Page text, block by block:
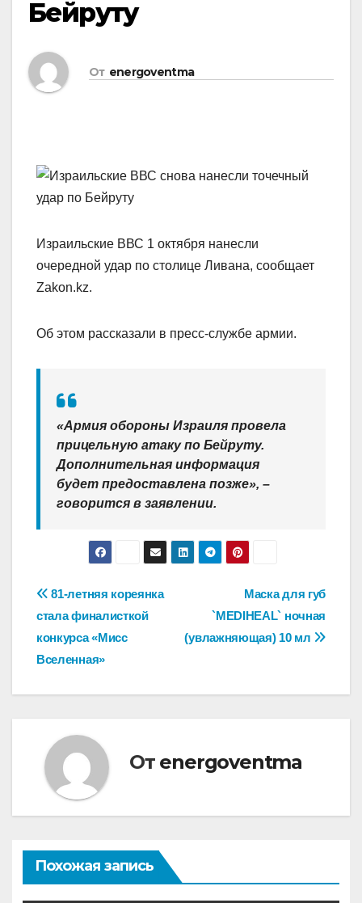
Бейруту
От energoventma
Израильские ВВС 1 октября нанесли
очередной удар по столице Ливана, сообщает
Zakon.kz.
Об этом рассказали в пресс-службе армии.
«Армия обороны Израиля провела
прицельную атаку по Бейруту.
Дополнительная информация
будет предоставлена позже», –
говорится в заявлении.
Навигация
по
записям
Маска для губ
`MEDIHEAL` ночная
(увлажняющая) 10 мл
81-летняя кореянка
стала финалисткой
конкурса «Мисс
Вселенная»
От energoventma
Похожая запись